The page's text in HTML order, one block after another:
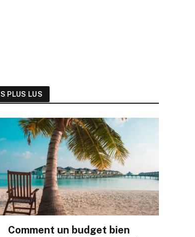
PLUS LUS
Comment un budget bien